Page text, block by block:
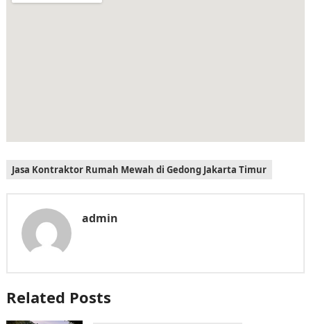
Jasa Kontraktor Rumah Mewah di Gedong Jakarta Timur
admin
Related Posts